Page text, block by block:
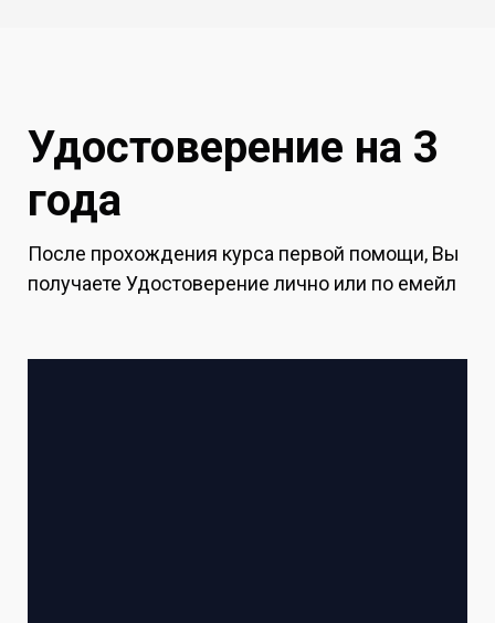
Удостоверение на 3
года
После прохождения курса первой помощи, Вы
получаете Удостоверение лично или по емейл